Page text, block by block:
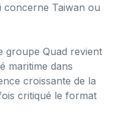
concerne Taiwan ou
groupe Quad revient
maritime dans
croissante de la
critiqué le format